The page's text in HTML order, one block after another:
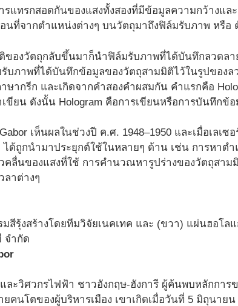
รแทรกสอดกันของแสงทั้งสองที่มีข้อมูลความกว้างแล
อนที่จากตำแหน่งต่างๆ บนวัตถุมาถึงฟิล์มรับภาพ หรื
ของวัตถุกลับขึ้นมาก็นำฟิล์มรับภาพที่ได้บันทึกลวดลา
บภาพที่ได้บันทึกข้อมูลของวัตถุสามมิติไว้ในรูปของล
าษากรีก และเกิดจากคำสองคำผสมกัน คำแรกคือ
ขียน ดังนั้น Hologram คือการเขียนหรือการบันทึกข้
เห็นผลในช่วงปี ค.ศ. 1948–1950 และเมื่อเลเ
ได้ถูกนำมาประยุกต์ใช้ในหลายๆ ด้าน เช่น การหาต
คลื่นของแสงที่ใช้ การคำนวณหารูปร่างของวัตถุสาม
ลาต่างๆ
สีรุ้งสร้างโดยทีมวิจัยเนคเทค และ (ขวา) แผ่นฮอโล
จำกัด
ละวิศวกรไฟฟ้า ชาวอังกฤษ-ฮังการี ผู้ค้นพบหลักการ
ยคนโตของผู้บริหารเมือง เขาเกิดเมื่อวันที่ 5 มิถุนายน